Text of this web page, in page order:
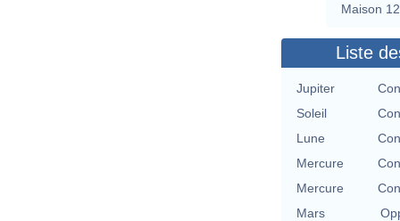
Maison 12
Liste
Jupiter
Soleil
Lune
Mercure
Mercure
Mars